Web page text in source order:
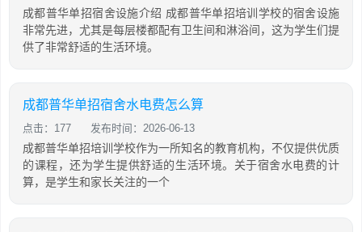
成都普华单招宿舍设施介绍 成都普华单招培训学校的宿舍设施
非常先进，尤其是每层楼都配有卫生间和淋浴间，这为学生们提
供了非常舒适的生活环境。
成都普华单招宿舍水电费怎么算
点击：177 发布时间：2026-06-13
成都普华单招培训学校作为一所知名的教育机构，不仅提供优质
的课程，还为学生提供舒适的生活环境。关于宿舍水电费的计
算，是学生和家长关注的一个